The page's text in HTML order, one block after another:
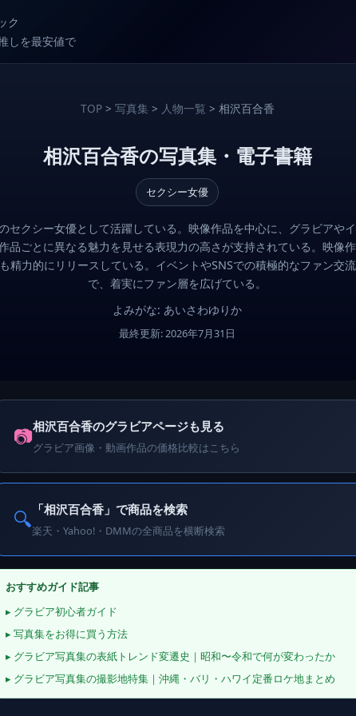
ク
しを最安値で
TOP> 写真集 > 人物一覧 > 相沢百合香
相沢百合香の写真集・電子書籍
セクシー女優
セクシー女優として活躍している。映像作品を中心に、グラビアや
品ごとに異なる魅力を見せる表現力の高さが支持されている。映像
精力的にリリースしている。イベントやSNSでの積極的なファン交
で、着実にファン層を広げている。
よみがな: あいさわゆりか
最終更新: 2026年7月31日
📷相沢百合香のグラビアページも見る
グラビア画像・動画作品の価格比較はこちら
🔍 「相沢百合香」で商品を検索
楽天・Yahoo!・DMMの全商品を横断検索
おすすめガイド記事
▸ グラビア初心者ガイド
▸ 写真集をお得に買う方法
▸ グラビア写真集の表紙トレンド変遷史｜昭和〜令和で何が変わったか
▸ グラビア写真集の撮影地特集｜沖縄・バリ・ハワイ定番ロケ地まとめ